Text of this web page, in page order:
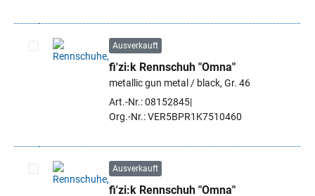
Artikel auswählen
Ausverkauft
fi'zi:k Rennschuh "Omna"
metallic gun metal / black, Gr. 46
Art.-Nr.: 08152845
Org.-Nr.: VER5BPR1K7510460
Ausverkauft
fi'zi:k Rennschuh "Omna"